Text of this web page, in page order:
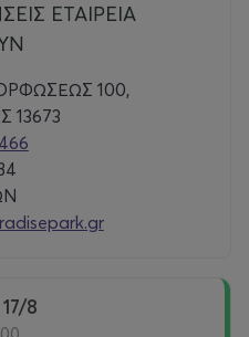
βιωματικών και
25 χρόνια εμπειρίας στη
θεματικών
σχολείων,
καλοκαίρι λειτουργεί, για
Camp.
ΕΤΑΙΡΕΙΑ
100,
13673
17/8